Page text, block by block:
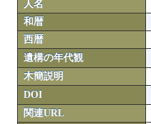
人名
和暦
西暦
遺構の年代観
木簡説明
DOI
関連URL